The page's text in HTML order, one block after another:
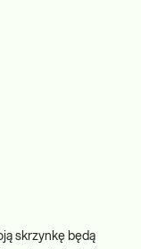
skrzynkę będą